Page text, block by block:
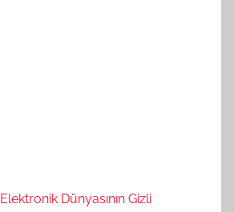
Elektronik Dünyasının Gizli